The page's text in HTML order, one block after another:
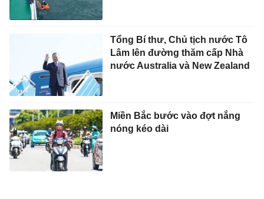
Tổng Bí thư, Chủ tịch nước Tô
Lâm lên đường thăm cấp Nhà
nước Australia và New Zealand
Miền Bắc bước vào đợt nắng
nóng kéo dài